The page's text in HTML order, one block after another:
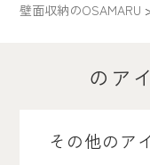
壁面収納のOSAMARU
のア
その他のア